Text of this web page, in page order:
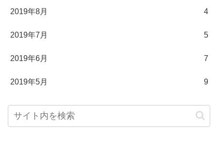
2019年8月 4
2019年7月 5
2019年6月 7
2019年5月 9